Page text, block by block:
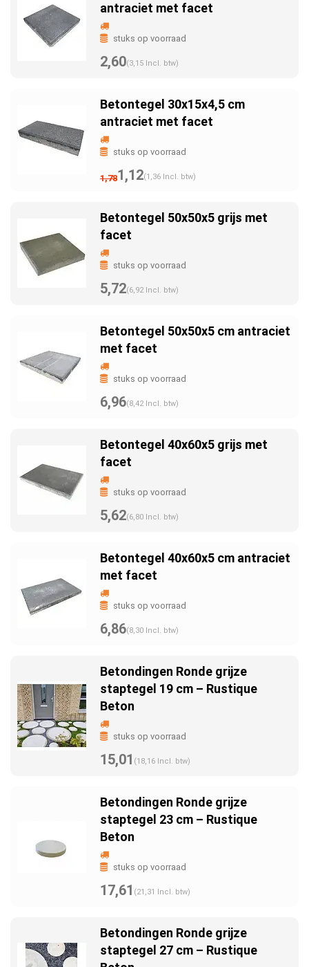
antraciet met facet
stuks op voorraad
2,60(3,15 Incl. btw)
Betontegel 30x15x4,5 cm
antraciet met facet
stuks op voorraad
1,781,12(1,36 Incl. btw)
Betontegel 50x50x5 grijs met
facet
stuks op voorraad
5,72(6,92 Incl. btw)
Betontegel 50x50x5 cm antraciet
met facet
stuks op voorraad
6,96(8,42 Incl. btw)
Betontegel 40x60x5 grijs met
facet
stuks op voorraad
5,62(6,80 Incl. btw)
Betontegel 40x60x5 cm antraciet
met facet
stuks op voorraad
6,86(8,30 Incl. btw)
Betondingen Ronde grijze
staptegel 19 cm – Rustique
Beton
stuks op voorraad
15,01 (18,16 Incl. btw)
Betondingen Ronde grijze
staptegel 23 cm – Rustique
Beton
stuks op voorraad
17,61 (21,31 Incl. btw)
Betondingen Ronde grijze
staptegel 27 cm – Rustique